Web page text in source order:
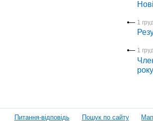
1
1
року
Питання-відповідь Пошук по сайту